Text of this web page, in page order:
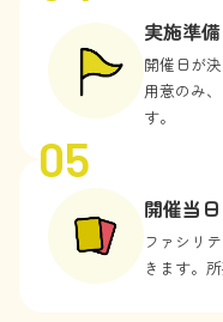
実施準備
開催日が
用意のみ
す。
05
開催当日
ファシリ
きます。